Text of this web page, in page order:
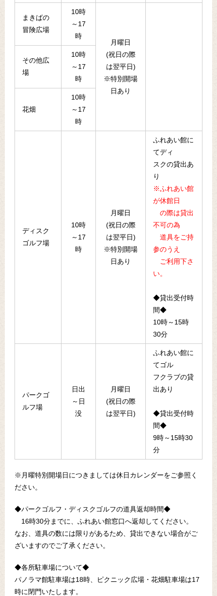
まきばの
冒険広場
10時
～17
時
月曜日
(祝日の際
は翌平日)
※特別開場
日あり
その他広
場
10時
～17
時
花畑
10時
～17
時
ディスク
ゴルフ場
10時
～17
時
月曜日
(祝日の際
は翌平日)
※特別開場
日あり
ふれあい館に
てディ
スクの貸出あ
り
※ふれあい館
が休館日
の際は貸出
不可の為
道具をご持
参のうえ
ご利用下さ
い。
◆貸出受付時
間◆
10時～15時
30分
パークゴ
ルフ場
日出
～日
没
月曜日
(祝日の際
は翌平日)
ふれあい館に
てゴル
フクラブの貸
出あり
◆貸出受付時
間◆
9時～15時30
分
※月曜特別開場日につきましては休日カレンダーをご参照く
ださい。
◆パークゴルフ・ディスクゴルフの道具返却時間◆
16時30分までに、ふれあい館窓口へ返却してください。
なお、道具の数には限りがあるため、貸出できない場合がご
ざいますのでご了承ください。
◆各所駐車場について◆
パノラマ館駐車場は18時、ピクニック広場・花畑駐車場は17
時に閉門いたします。